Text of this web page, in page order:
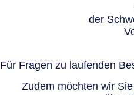
der
Für Fragen zu laufenden
Zudem möchten wir